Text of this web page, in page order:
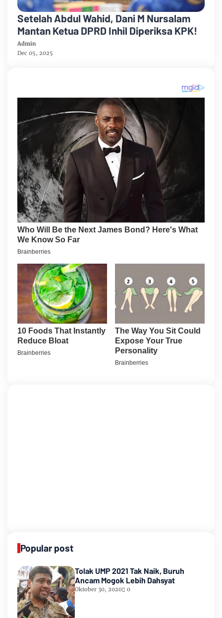
Setelah Abdul Wahid, Dani M Nursalam
Mantan Ketua DPRD Inhil Diperiksa KPK!
Admin
Dec 05, 2025
Popular post
Tolak UMP 2021 Tak Naik, Buruh
Ancam Mogok Lebih Dahsyat
Oktober 30, 2020 0